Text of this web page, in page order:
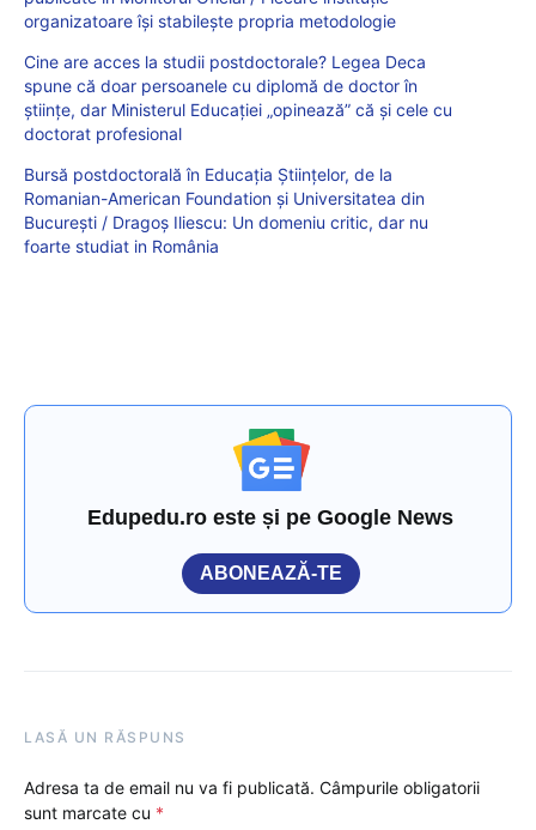
organizatoare își stabilește propria metodologie
Cine are acces la studii postdoctorale? Legea Deca
spune că doar persoanele cu diplomă de doctor în
științe, dar Ministerul Educației „opinează” că și cele cu
doctorat profesional
Bursă postdoctorală în Educația Științelor, de la
Romanian-American Foundation și Universitatea din
București / Dragoș Iliescu: Un domeniu critic, dar nu
foarte studiat in România
Edupedu.ro este și pe Google News
ABONEAZĂ-TE
LASĂ UN RĂSPUNS
Adresa ta de email nu va fi publicată. Câmpurile obligatorii
sunt marcate cu *